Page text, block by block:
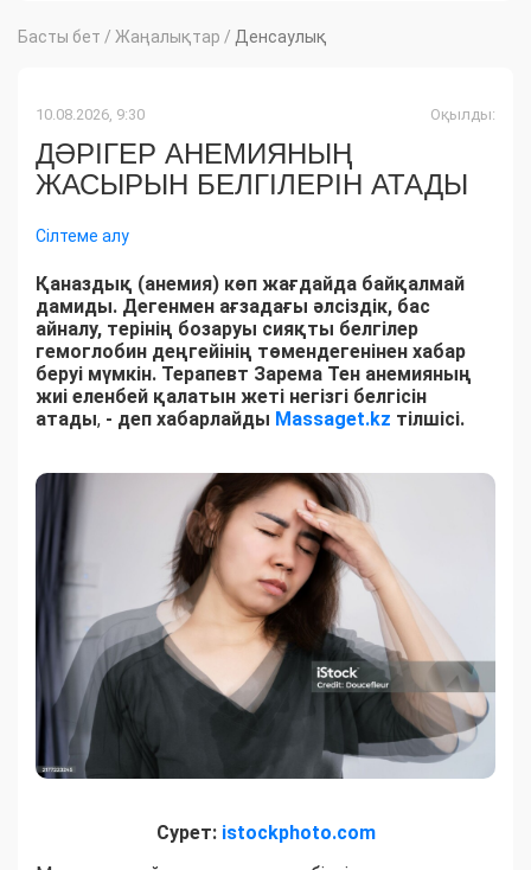
Басты бет / Жаңалықтар / Денсаулық
10.08.2026, 9:30 Оқылды:
ДӘРІГЕР АНЕМИЯНЫҢ
ЖАСЫРЫН БЕЛГІЛЕРІН АТАДЫ
Сілтеме алу
Қаназдық (анемия) көп жағдайда байқалмай
дамиды. Дегенмен ағзадағы әлсіздік, бас
айналу, терінің бозаруы сияқты белгілер
гемоглобин деңгейінің төмендегенінен хабар
беруі мүмкін. Терапевт Зарема Тен анемияның
жиі еленбей қалатын жеті негізгі белгісін
атады, - деп хабарлайды Massaget.kz тілшісі.
Сурет: istockphoto.com